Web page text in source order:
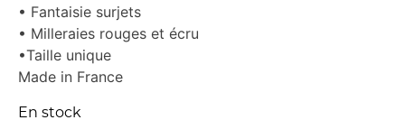
• Fantaisie surjets
• Milleraies rouges et écru
•Taille unique
Made in France
En stock